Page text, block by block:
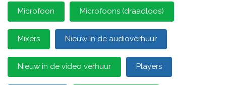
Microfoon Microfoons (draadloos)
Mixers Nieuw in de audioverhuur
Nieuw in de video verhuur Players